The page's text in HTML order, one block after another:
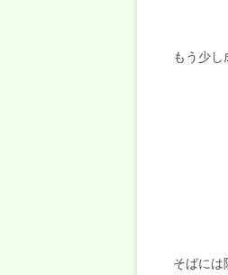
もう少し
そばに